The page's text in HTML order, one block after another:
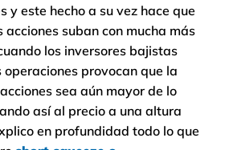
y este hecho a su vez hace que
acciones suban con mucha más
los inversores bajistas
provocan que la
sea aún mayor de lo
así al precio a una altura
en profundidad todo lo que